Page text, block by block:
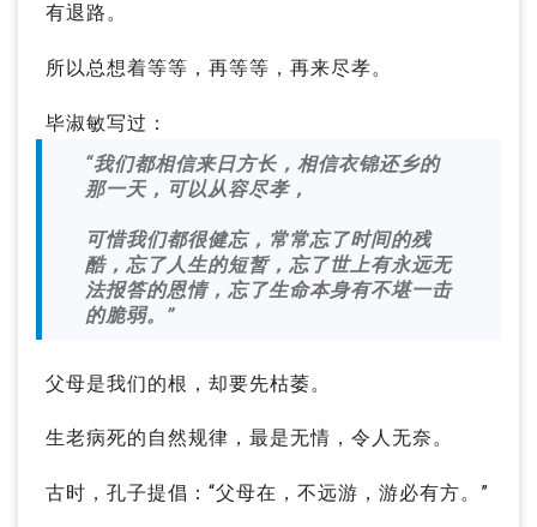
有退路。
所以总想着等等，再等等，再来尽孝。
毕淑敏写过：
“我们都相信来日方长，相信衣锦还乡的
那一天，可以从容尽孝，
可惜我们都很健忘，常常忘了时间的残
酷，忘了人生的短暂，忘了世上有永远无
法报答的恩情，忘了生命本身有不堪一击
的脆弱。”
父母是我们的根，却要先枯萎。
生老病死的自然规律，最是无情，令人无奈。
古时，孔子提倡：“父母在，不远游，游必有方。”